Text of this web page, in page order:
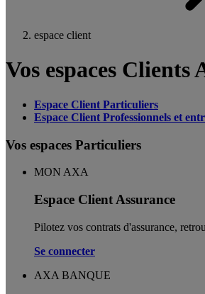
espace client
Vos espaces Clients
Espace Client Particuliers
Espace Client Professionnels et
Vos espaces Particuliers
MON AXA
Espace Client Assurance
Pilotez vos contrats d'assurance,
Se connecter
AXA BANQUE